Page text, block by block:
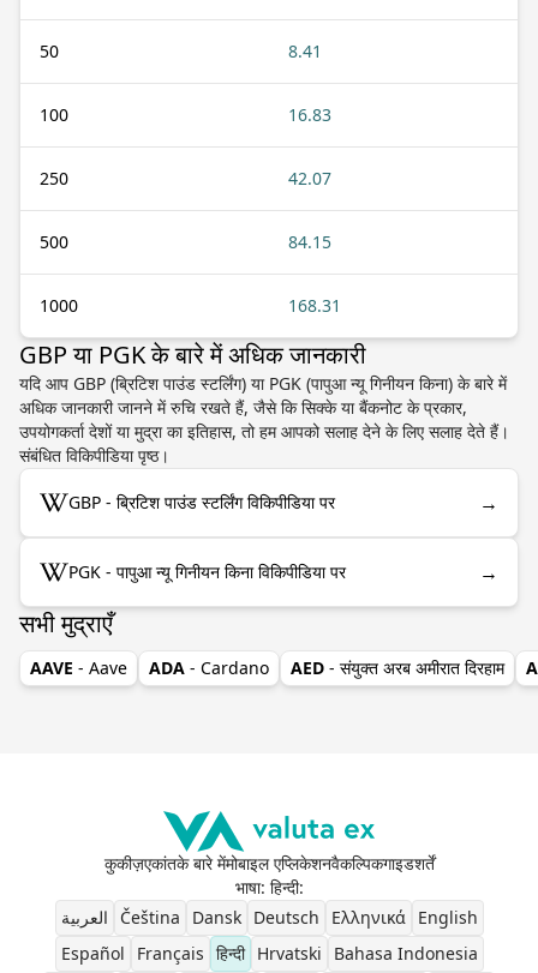
50 8.41
100 16.83
250 42.07
500 84.15
1000 168.31
GBP या PGK के बारे में अधिक जानकारी
यदि आप GBP (ब्रिटिश पाउंड स्टर्लिंग) या PGK (पापुआ न्यू गिनीयन किना) के बारे में
अधिक जानकारी जानने में रुचि रखते हैं, जैसे कि सिक्के या बैंकनोट के प्रकार,
उपयोगकर्ता देशों या मुद्रा का इतिहास, तो हम आपको सलाह देने के लिए सलाह देते हैं।
संबंधित विकिपीडिया पृष्ठ।
GBP - ब्रिटिश पाउंड स्टर्लिंग विकिपीडिया पर →
PGK - पापुआ न्यू गिनीयन किना विकिपीडिया पर →
सभी मुद्राएँ
AAVE - Aave ADA - Cardano AED - संयुक्त अरब अमीरात दिरहाम
कुकीज़एकांतके बारे मेंमोबाइल एप्लिकेशनवैकल्पिकगाइडशर्तें
भाषा: हिन्दी:
العربية
Čeština Dansk Deutsch Ελληνικά
English
Español
Français हिन्दी Hrvatski Bahasa Indonesia